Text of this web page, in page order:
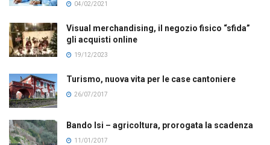
04/02/2021
Visual merchandising, il negozio fisico “sfida”
gli acquisti online
19/12/2023
Turismo, nuova vita per le case cantoniere
26/07/2017
Bando Isi – agricoltura, prorogata la scadenza
11/01/2017